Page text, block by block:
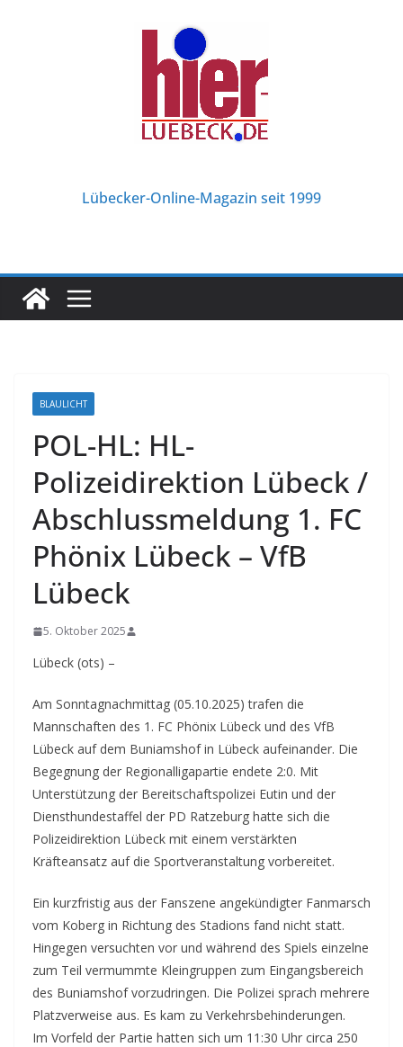
Lübecker-Online-Magazin seit 1999
BLAULICHT
POL-HL: HL-
Polizeidirektion Lübeck /
Abschlussmeldung 1. FC
Phönix Lübeck – VfB
Lübeck
5. Oktober 2025
Lübeck (ots) –
Am Sonntagnachmittag (05.10.2025) trafen die
Mannschaften des 1. FC Phönix Lübeck und des VfB
Lübeck auf dem Buniamshof in Lübeck aufeinander. Die
Begegnung der Regionalligapartie endete 2:0. Mit
Unterstützung der Bereitschaftspolizei Eutin und der
Diensthundestaffel der PD Ratzeburg hatte sich die
Polizeidirektion Lübeck mit einem verstärkten
Kräfteansatz auf die Sportveranstaltung vorbereitet.
Ein kurzfristig aus der Fanszene angekündigter Fanmarsch
vom Koberg in Richtung des Stadions fand nicht statt.
Hingegen versuchten vor und während des Spiels einzelne
zum Teil vermummte Kleingruppen zum Eingangsbereich
des Buniamshof vorzudringen. Die Polizei sprach mehrere
Platzverweise aus. Es kam zu Verkehrsbehinderungen.
Im Vorfeld der Partie hatten sich um 11:30 Uhr circa 250